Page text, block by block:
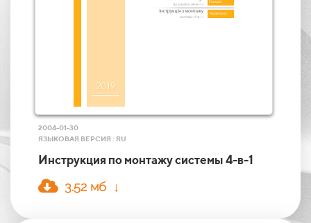
2004-01-30
ЯЗЫКОВАЯ ВЕРСИЯ : RU
Инструкция по монтажу системы 4-в-1
3.52 мб ↓